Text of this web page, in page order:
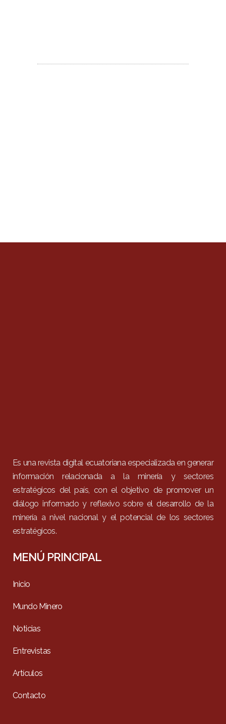
Es una revista digital ecuatoriana especializada en generar
información relacionada a la minería y sectores
estratégicos del país, con el objetivo de promover un
diálogo informado y reflexivo sobre el desarrollo de la
minería a nivel nacional y el potencial de los sectores
estratégicos.
MENÚ PRINCIPAL
Inicio
Mundo Minero
Noticias
Entrevistas
Artículos
Contacto